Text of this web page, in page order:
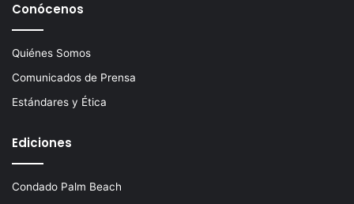
Conócenos
Quiénes Somos
Comunicados de Prensa
Estándares y Ética
Ediciones
Condado Palm Beach